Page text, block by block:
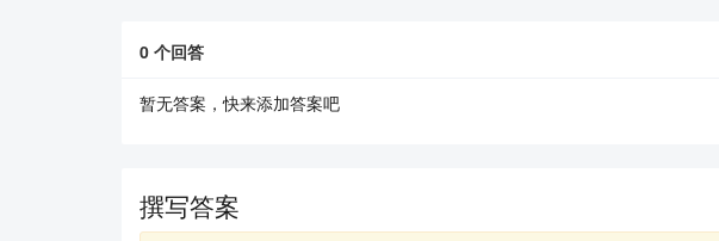
0 个回答
暂无答案，快来添加答案吧
撰写答案